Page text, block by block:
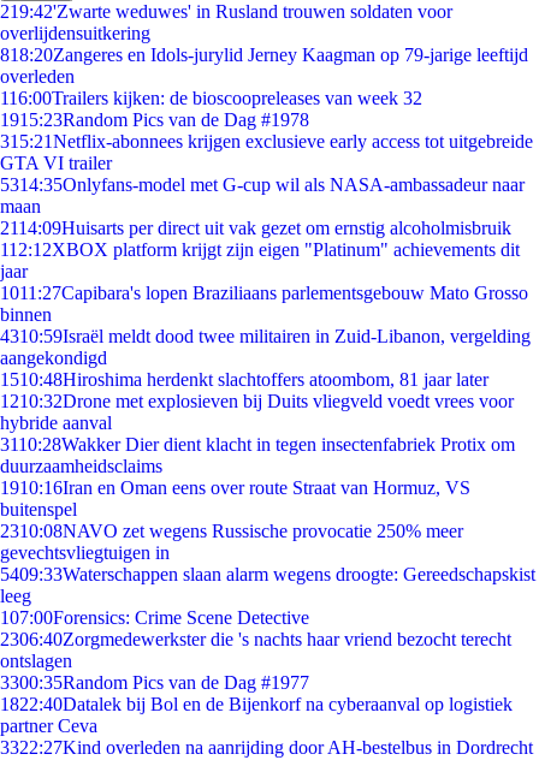
219:42'Zwarte weduwes' in Rusland trouwen soldaten voor
overlijdensuitkering
818:20Zangeres en Idols-jurylid Jerney Kaagman op 79-jarige leeftijd
overleden
116:00Trailers kijken: de bioscoopreleases van week 32
1915:23Random Pics van de Dag #1978
315:21Netflix-abonnees krijgen exclusieve early access tot uitgebreide
GTA VI trailer
5314:35Onlyfans-model met G-cup wil als NASA-ambassadeur naar
maan
2114:09Huisarts per direct uit vak gezet om ernstig alcoholmisbruik
112:12XBOX platform krijgt zijn eigen "Platinum" achievements dit
jaar
1011:27Capibara's lopen Braziliaans parlementsgebouw Mato Grosso
binnen
4310:59Israël meldt dood twee militairen in Zuid-Libanon, vergelding
aangekondigd
1510:48Hiroshima herdenkt slachtoffers atoombom, 81 jaar later
1210:32Drone met explosieven bij Duits vliegveld voedt vrees voor
hybride aanval
3110:28Wakker Dier dient klacht in tegen insectenfabriek Protix om
duurzaamheidsclaims
1910:16Iran en Oman eens over route Straat van Hormuz, VS
buitenspel
2310:08NAVO zet wegens Russische provocatie 250% meer
gevechtsvliegtuigen in
5409:33Waterschappen slaan alarm wegens droogte: Gereedschapskist
leeg
107:00Forensics: Crime Scene Detective
2306:40Zorgmedewerkster die 's nachts haar vriend bezocht terecht
ontslagen
3300:35Random Pics van de Dag #1977
1822:40Datalek bij Bol en de Bijenkorf na cyberaanval op logistiek
partner Ceva
3322:27Kind overleden na aanrijding door AH-bestelbus in Dordrecht